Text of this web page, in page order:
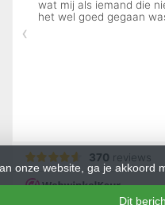
onze website, ga je akkoord
Dit